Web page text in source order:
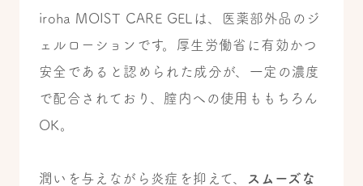
iroha MOIST CARE GELは、医薬部外品のジ
ェルローションです。厚生労働省に有効かつ
安全であると認められた成分が、一定の濃度
で配合されており、膣内への使用ももちろん
OK。
潤いを与えながら炎症を抑えて、
スムーズな